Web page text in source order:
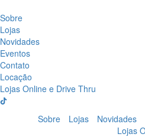
Sobre
Lojas
Novidades
Eventos
Contato
Locação
Lojas Online e Drive Thru
Sobre Lojas Novidades
Lojas